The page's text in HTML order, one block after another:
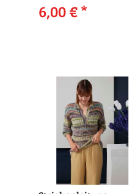
6,00 €*